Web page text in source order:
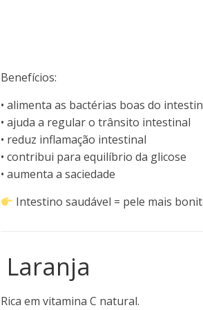
Benefícios:
• alimenta as bactérias boas do
• ajuda a regular o trânsito intestinal
• reduz inflamação intestinal
• contribui para equilíbrio da glicose
• aumenta a saciedade
Intestino saudável = pele mais
Laranja
Rica em vitamina C natural.